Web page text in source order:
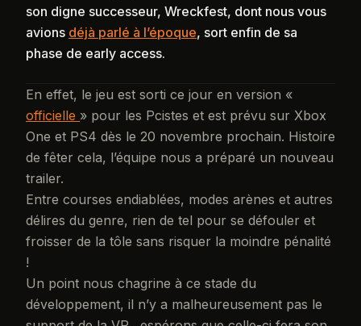
son digne successeur, Wreckfest, dont nous vous
avions déjà parlé à l’époque, sort enfin de sa
phase de early access.
En effet, le jeu est sorti ce jour en version «
officielle » pour les Pcistes et est prévu sur Xbox
One et PS4 dès le 20 novembre prochain. Histoire
de fêter cela, l’équipe nous a préparé un nouveau
trailer.
Entre courses endiablées, modes arènes et autres
délires du genre, rien de tel pour se défouler et
froisser de la tôle sans risquer la moindre pénalité
!
Un point nous chagrine à ce stade du
développement, il n’y a malheureusement pas le